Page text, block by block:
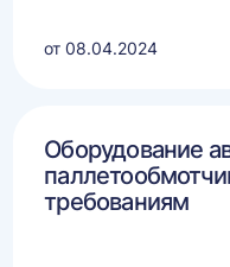
от 08.04.2024
Оборудование
требованиям